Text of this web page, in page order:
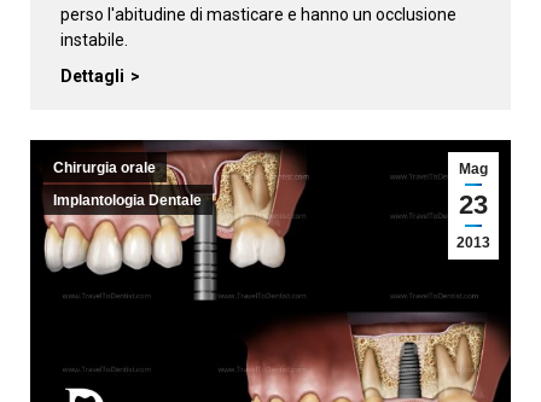
perso l'abitudine di masticare e hanno un occlusione
instabile.
Dettagli
Chirurgia orale
Implantologia Dentale
Mag
23
2013